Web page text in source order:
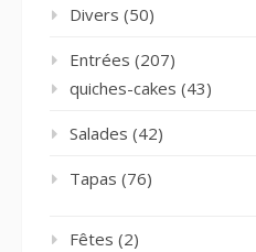
Divers (50)
Entrées (207)
quiches-cakes (43)
Salades (42)
Tapas (76)
Fêtes (2)